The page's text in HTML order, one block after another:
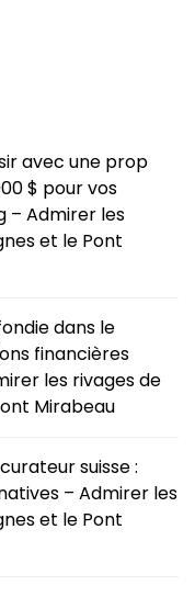
avec une prop
$ pour vos
– Admirer les
et le Pont
dans le
financières
les rivages de
Mirabeau
suisse :
– Admirer les
et le Pont